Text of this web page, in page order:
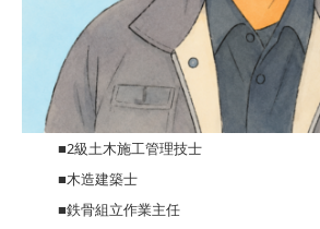
■2級土木施工管理技士
■木造建築士
■鉄骨組立作業主任